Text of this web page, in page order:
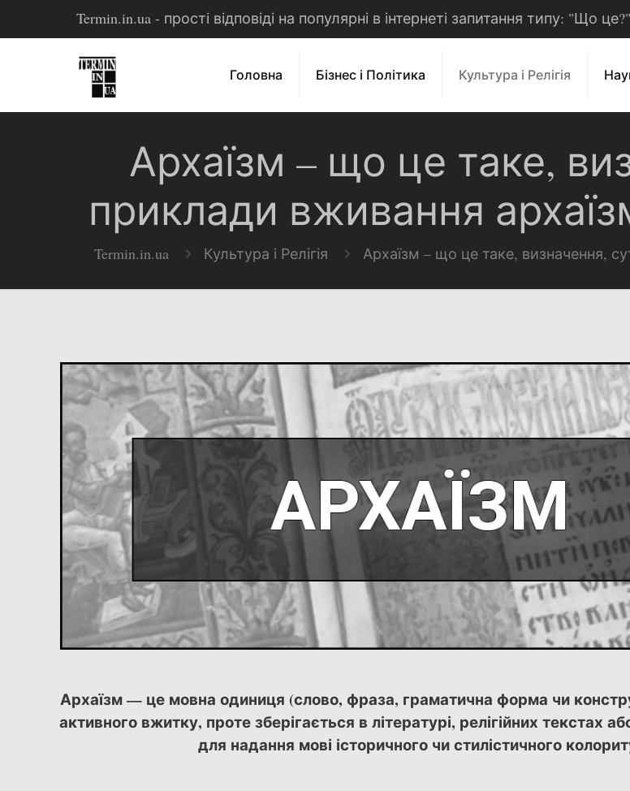
Termin.in.ua - прості відповіді на популярні в інтернеті запитання типу: "Що
Головна Бізнес і Політика Культура і Релігія
Архаїзм – що це таке,
приклади вживання
Termin.in.ua Культура і Релігія Архаїзм – що це таке, визначення,
Архаїзм — це мовна одиниця (слово, фраза, граматична форма чи
активного вжитку, проте зберігається в літературі, релігійних текстах
для надання мові історичного чи стилістичного